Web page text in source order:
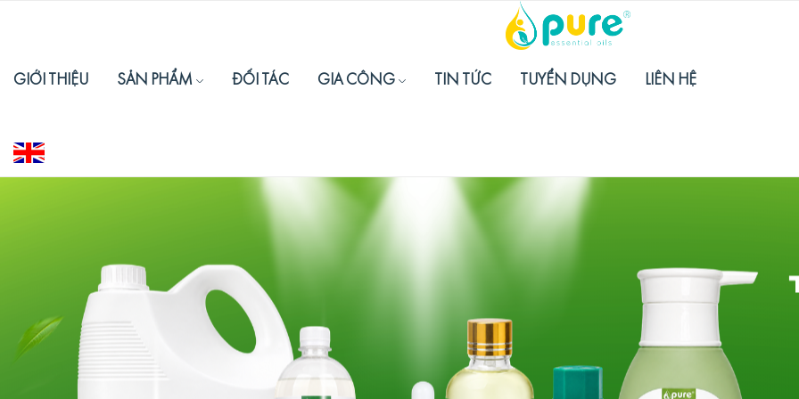
GIỚI THIỆU SẢN PHẨM ĐỐI TÁC GIA CÔNG TIN TỨC TUYỂN DỤNG LIÊN HỆ